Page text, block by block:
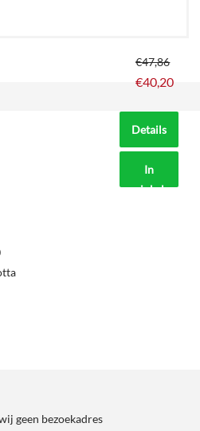
€47,86
€40,20
Details
In
winkelmand
geen bezoekadres